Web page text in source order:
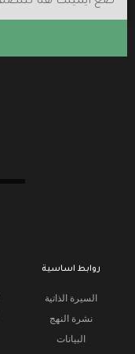
روابط اساسية
السيرة الذاتية
نشرة النهج
البيانات